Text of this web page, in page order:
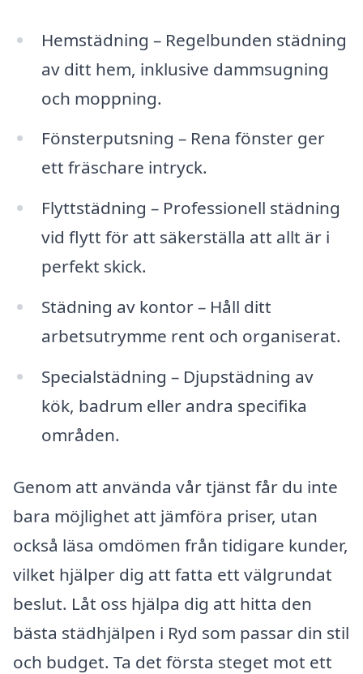
Hemstädning – Regelbunden städning
av ditt hem, inklusive dammsugning
och moppning.
Fönsterputsning – Rena fönster ger
ett fräschare intryck.
Flyttstädning – Professionell städning
vid flytt för att säkerställa att allt är i
perfekt skick.
Städning av kontor – Håll ditt
arbetsutrymme rent och organiserat.
Specialstädning – Djupstädning av
kök, badrum eller andra specifika
områden.
Genom att använda vår tjänst får du inte
bara möjlighet att jämföra priser, utan
också läsa omdömen från tidigare kunder,
vilket hjälper dig att fatta ett välgrundat
beslut. Låt oss hjälpa dig att hitta den
bästa städhjälpen i Ryd som passar din stil
och budget. Ta det första steget mot ett